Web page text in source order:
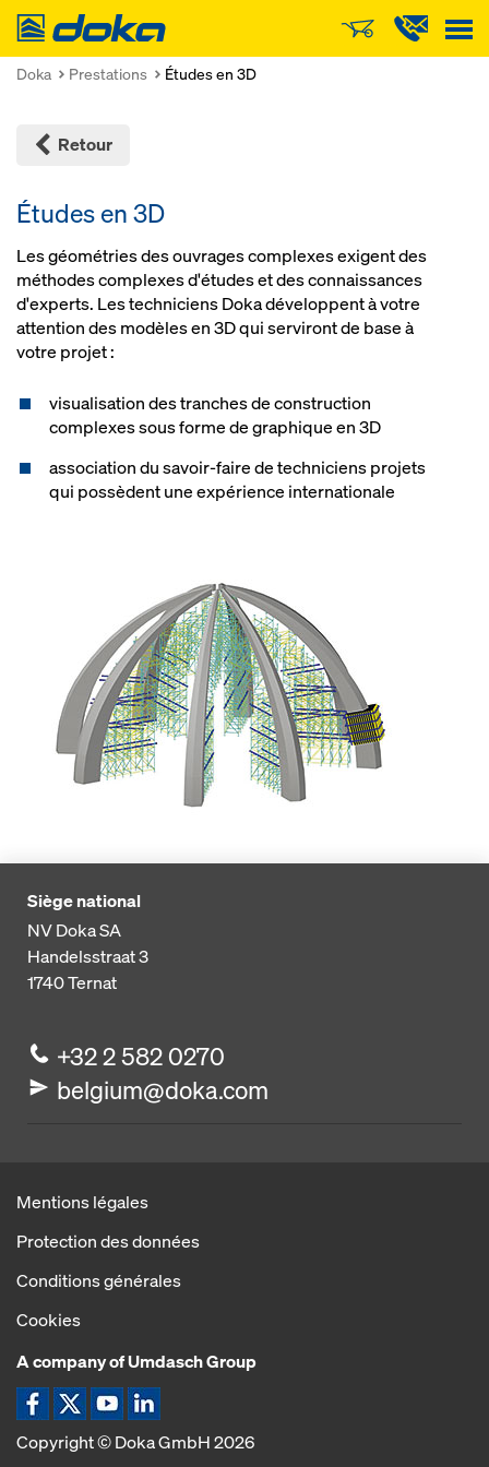
Doka
Doka Prestations Études en 3D
Retour
Études en 3D
Les géométries des ouvrages complexes exigent des
méthodes complexes d'études et des connaissances
d'experts. Les techniciens Doka développent à votre
attention des modèles en 3D qui serviront de base à
votre projet :
visualisation des tranches de construction
complexes sous forme de graphique en 3D
association du savoir-faire de techniciens projets
qui possèdent une expérience internationale
Siège national
NV Doka SA
Handelsstraat 3
1740Ternat
+32 2 582 0270
belgium@doka.com
Mentions légales
Protection des données
Conditions générales
Cookies
A company of Umdasch Group
Icône Facebook
Icône XIcône YouTube
Icône LinkedIn
Copyright © Doka GmbH 2026